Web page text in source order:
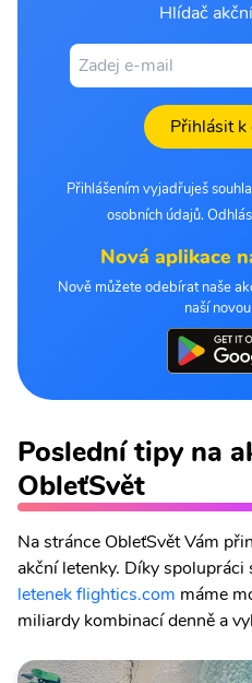
Hlídač
Přihlásit k
Přihlášením vyjadřuješ
osobních údajů.
Nová aplikace
Nově můžete odebírat naše
naší
Poslední tipy na
ObleťSvět
Na stránce ObleťSvět Vám
akční letenky. Díky spolupráci
letenek flightics.com máme
miliardy kombinací denně a